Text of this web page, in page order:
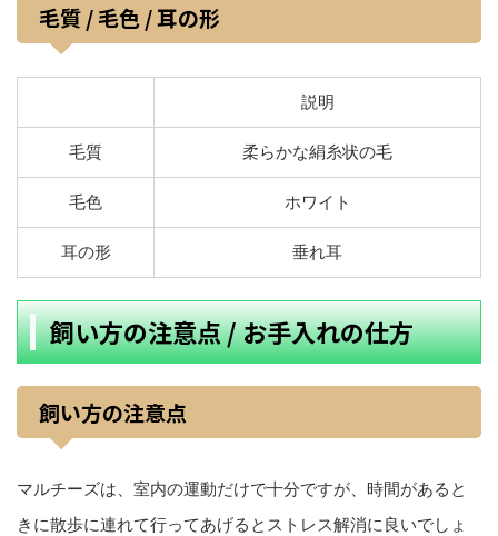
毛質 / 毛色 / 耳の形
説明
毛質 柔らかな絹糸状の毛
毛色 ホワイト
耳の形 垂れ耳
飼い方の注意点 / お手入れの仕方
飼い方の注意点
マルチーズは、室内の運動だけで十分ですが、時間があると
きに散歩に連れて行ってあげるとストレス解消に良いでしょ